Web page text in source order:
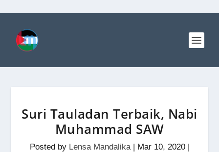
Suri Tauladan Terbaik, Nabi
Muhammad SAW
Posted by Lensa Mandalika| Mar 10, 2020|